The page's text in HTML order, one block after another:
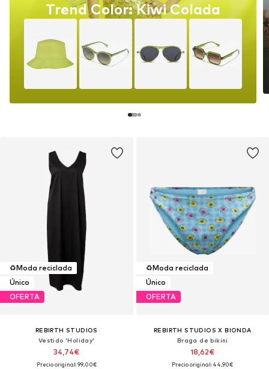
Trend Color: Kiwi Colada
♻️Moda reciclada
Único
OFERTA
REBIRTH STUDIOS
Vestido 'Holiday'
34,74€
Precio original: 99,00€
♻️Moda reciclada
Único
OFERTA
REBIRTH STUDIOS X BIONDA
Braga de bikini
18,62€
Precio original: 44,90€